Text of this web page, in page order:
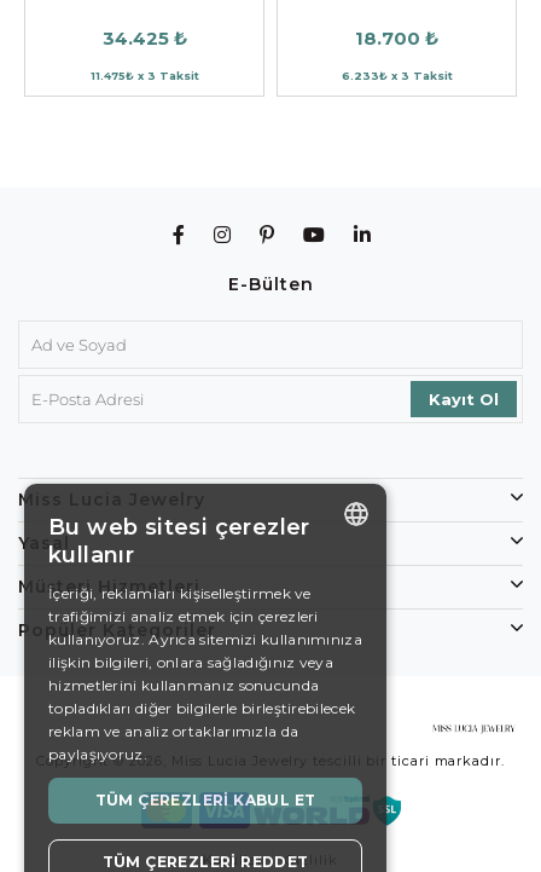
34.425 ₺
11.475₺ x 3 Taksit
18.700 ₺
6.233₺ x 3 Taksit
E-Bülten
Miss Lucia Jewelry
Yasal
Müşteri Hizmetleri
Popüler Kategoriler
Copyright © 2026, Miss Lucia Jewelry tescilli bir ticari markadır.
Koşullar Gizlilik
DE
EN
SWEDISH
TURKISH
Bu web sitesi çerezler
kullanır
İçeriği, reklamları kişiselleştirmek ve
trafiğimizi analiz etmek için çerezleri
kullanıyoruz. Ayrıca sitemizi kullanımınıza
ilişkin bilgileri, onlara sağladığınız veya
hizmetlerini kullanmanız sonucunda
topladıkları diğer bilgilerle birleştirebilecek
reklam ve analiz ortaklarımızla da
paylaşıyoruz.
TÜM ÇEREZLERI KABUL ET
TÜM ÇEREZLERI REDDET